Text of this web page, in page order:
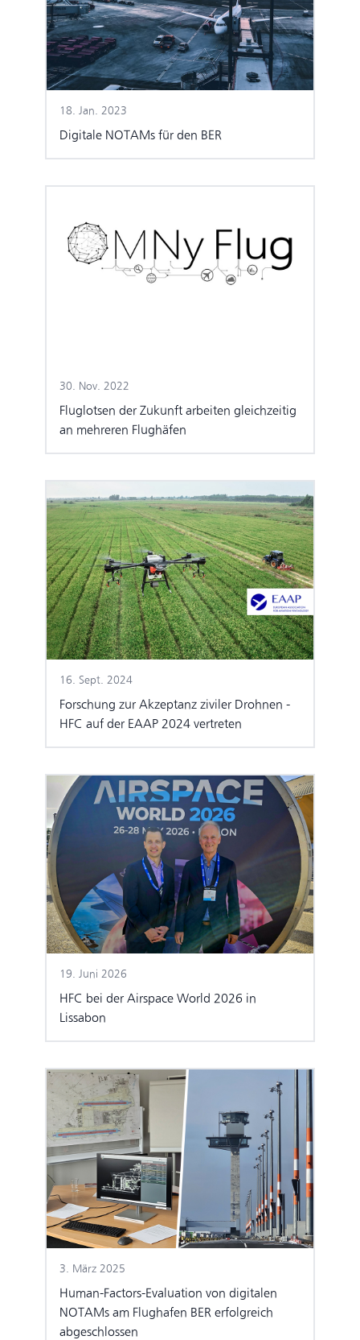
18. Jan. 2023
Digitale NOTAMs für den BER
30. Nov. 2022
Fluglotsen der Zukunft arbeiten gleichzeitig
an mehreren Flughäfen
16. Sept. 2024
Forschung zur Akzeptanz ziviler Drohnen -
HFC auf der EAAP 2024 vertreten
19. Juni 2026
HFC bei der Airspace World 2026 in
Lissabon
3. März 2025
Human-Factors-Evaluation von digitalen
NOTAMs am Flughafen BER erfolgreich
abgeschlossen